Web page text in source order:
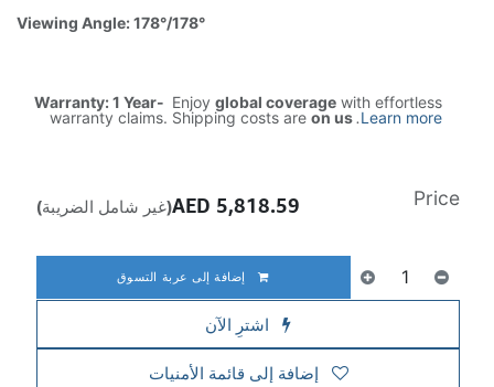
Viewing Angle: 178°/178°
Warranty: 1 Year- Enjoy global coverage with effortless
warranty claims. Shipping costs are on us.Learn more
إضافة إلى عربة التسوق
اشترِ الآن
إضافة إلى قائمة الأمنيات
Price
5,818.59 (غير شامل الضريبة)